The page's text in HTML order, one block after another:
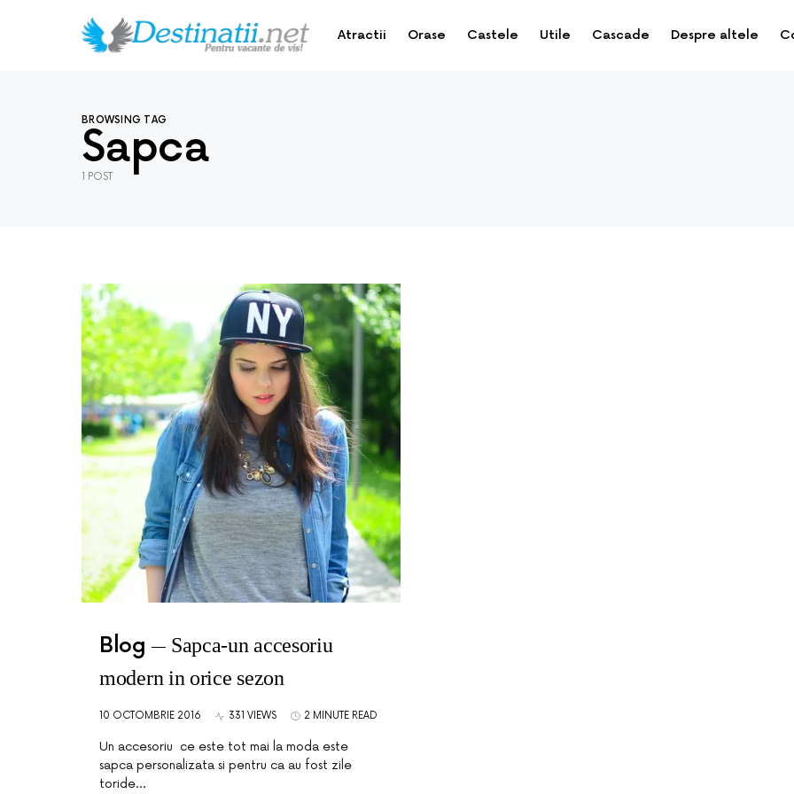
Atractii Orase Castele Utile Cascade Despre altele
BROWSING TAG
Sapca
1 POST
Blog
Sapca-un accesoriu
modern in orice sezon
10 OCTOMBRIE 2016 331 VIEWS 2 MINUTE READ
Un accesoriu ce este tot mai la moda este
sapca personalizata si pentru ca au fost zile
toride…